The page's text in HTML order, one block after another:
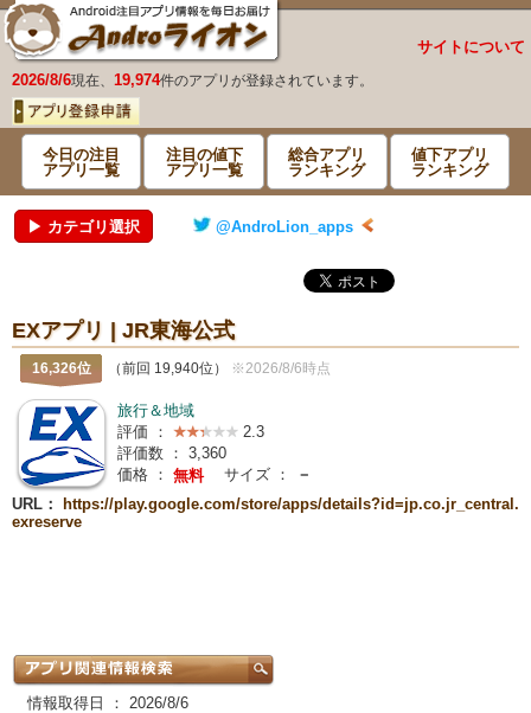
サイトについて
2026/8/6現在、 19,974件のアプリが登録されています。
今日の注目
アプリ一覧
注目の値下
アプリ一覧
総合アプリ
ランキング
値下アプリ
ランキング
▶ カテゴリ選択 @AndroLion_apps
EXアプリ | JR東海公式
16,326位 （前回 19,940位） ※2026/8/6時点
旅行＆地域
評価 ：
2.3
評価数 ： 3,360
価格 ： 無料 サイズ ：
－
URL：
https://play.google.com/store/apps/details?id=jp.co.jr_central.
exreserve
情報取得日 ： 2026/8/6